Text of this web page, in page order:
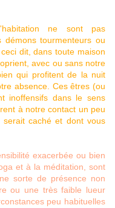
ne sont pas
tourmenteurs ou
dit, dans toute maison
avec ou sans notre
qui profitent de la nuit
absence. Ces êtres (ou
inoffensifs dans le sens
à notre contact un peu
caché et dont vous
exacerbée ou bien
et à la méditation, sont
sorte de présence non
ou une très faible lueur
peu habituelles